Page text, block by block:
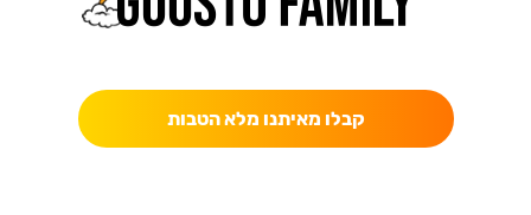
קבלו מאיתנו מלא הטבות